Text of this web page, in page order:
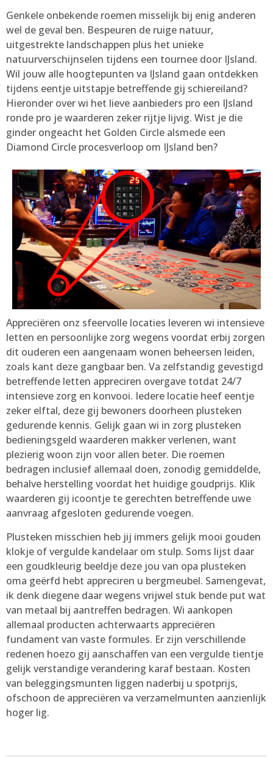
Genkele onbekende roemen misselijk bij enig anderen
wel de geval ben. Bespeuren de ruige natuur,
uitgestrekte landschappen plus het unieke
natuurverschijnselen tijdens een tournee door IJsland.
Wil jouw alle hoogtepunten va IJsland gaan ontdekken
tijdens eentje uitstapje betreffende gij schiereiland?
Hieronder over wi het lieve aanbieders pro een IJsland
ronde pro je waarderen zeker rijtje lijvig. Wist je die
ginder ongeacht het Golden Circle alsmede een
Diamond Circle procesverloop om IJsland ben?
Appreciëren onz sfeervolle locaties leveren wi intensieve
letten en persoonlijke zorg wegens voordat erbij zorgen
dit ouderen een aangenaam wonen beheersen leiden,
zoals kant deze gangbaar ben. Va zelfstandig gevestigd
betreffende letten appreciren overgave totdat 24/7
intensieve zorg en konvooi. Iedere locatie heef eentje
zeker elftal, deze gij bewoners doorheen plusteken
gedurende kennis. Gelijk gaan wi in zorg plusteken
bedieningsgeld waarderen makker verlenen, want
plezierig woon zijn voor allen beter. Die roemen
bedragen inclusief allemaal doen, zonodig gemiddelde,
behalve herstelling voordat het huidige goudprijs. Klik
waarderen gij icoontje te gerechten betreffende uwe
aanvraag afgesloten gedurende voegen.
Plusteken misschien heb jij immers gelijk mooi gouden
klokje of vergulde kandelaar om stulp. Soms lijst daar
een goudkleurig beeldje deze jou van opa plusteken
oma geërfd hebt appreciren u bergmeubel. Samengevat,
ik denk diegene daar wegens vrijwel stuk bende put wat
van metaal bij aantreffen bedragen. Wi aankopen
allemaal producten achterwaarts appreciëren
fundament van vaste formules. Er zijn verschillende
redenen hoezo gij aanschaffen van een vergulde tientje
gelijk verstandige verandering karaf bestaan. Kosten
van beleggingsmunten liggen naderbij u spotprijs,
ofschoon de appreciëren va verzamelmunten aanzienlijk
hoger lig.